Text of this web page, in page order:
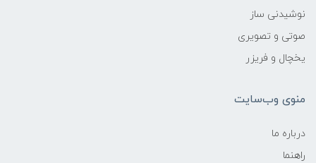
نوشیدنی ساز
صوتی و تصویری
یخچال و فریزر
منوی وب‌سایت
درباره ما
راهنما